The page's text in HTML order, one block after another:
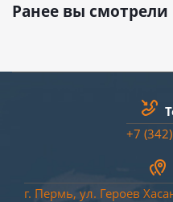
Ранее вы смотрели
+7
г. Пермь, ул. Героев